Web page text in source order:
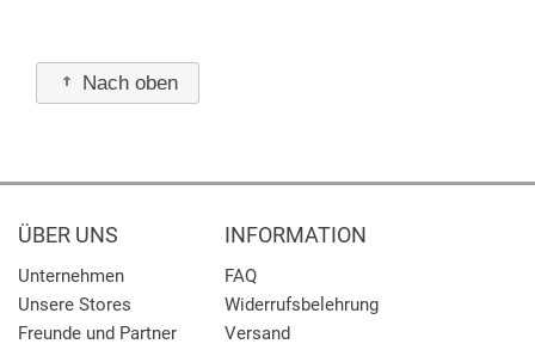
Nach oben
ÜBER UNS
Unternehmen
Unsere Stores
Freunde und Partner
INFORMATION
FAQ
Widerrufsbelehrung
Versand